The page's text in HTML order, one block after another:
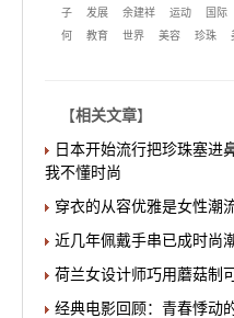
子
发展 余建祥 运动 国际
何
教育 世界 美容 珍珠
【相关文章】
日本开始流行把珍珠塞进
我不懂时尚
穿衣的从容优雅是女性潮
近几年佩戴手串已成时尚
荷兰女设计师巧用蘑菇制
经典电影回顾：青春悸动